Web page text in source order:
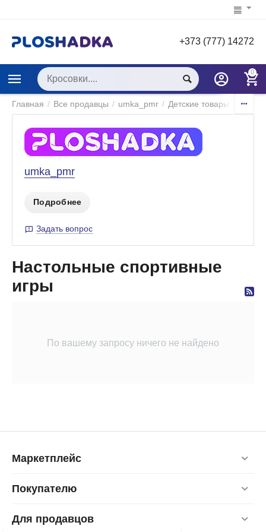
+373 (777) 14272
0
Главная / Все продавцы / umka_pmr / Детские товары Игры
Настольные спортивные
игры
По вашему запросу ничего не найдено
umka_pmr
Подробнее
Задать вопрос
Маркетплейс
Покупателю
Для продавцов